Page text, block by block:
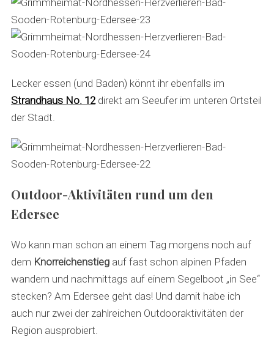
Lecker essen (und Baden) könnt ihr ebenfalls im
Strandhaus No. 12direkt am Seeufer im unteren Ortsteil
der Stadt.
Outdoor-Aktivitäten rund um den
Edersee
Wo kann man schon an einem Tag morgens noch auf
dem Knorreichenstiegauf fast schon alpinen Pfaden
wandern und nachmittags auf einem Segelboot „in See“
stecken? Am Edersee geht das! Und damit habe ich
auch nur zwei der zahlreichen Outdooraktivitäten der
Region ausprobiert.
r
c
f
o